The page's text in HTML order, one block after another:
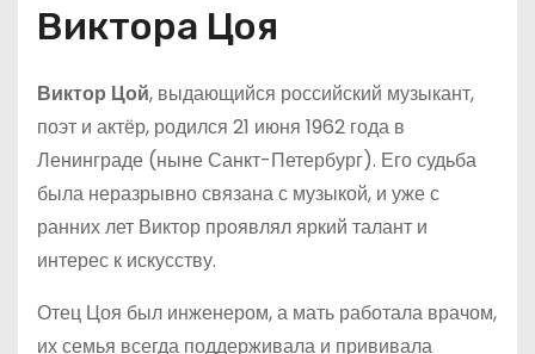
Виктора Цоя
Виктор Цой, выдающийся российский музыкант,
поэт и актёр, родился 21 июня 1962 года в
Ленинграде (ныне Санкт-Петербург). Его судьба
была неразрывно связана с музыкой, и уже с
ранних лет Виктор проявлял яркий талант и
интерес к искусству.
Отец Цоя был инженером, а мать работала врачом,
их семья всегда поддерживала и прививала